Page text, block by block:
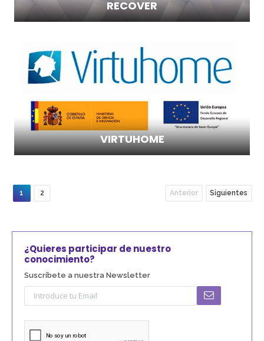
RECOVER
VIRTUHOME
1 2 Anterior Siguientes
¿Quieres participar de nuestro
conocimiento?
Suscríbete a nuestra Newsletter